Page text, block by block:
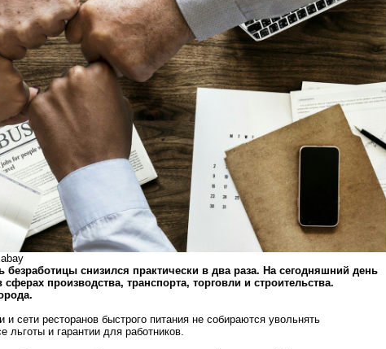
безработицы снизился практически в два раза. На сегодняшний день
производства, транспорта, торговли и строительства.
сети ресторанов быстрого питания не собираются увольнять
льготы и гарантии для работников.